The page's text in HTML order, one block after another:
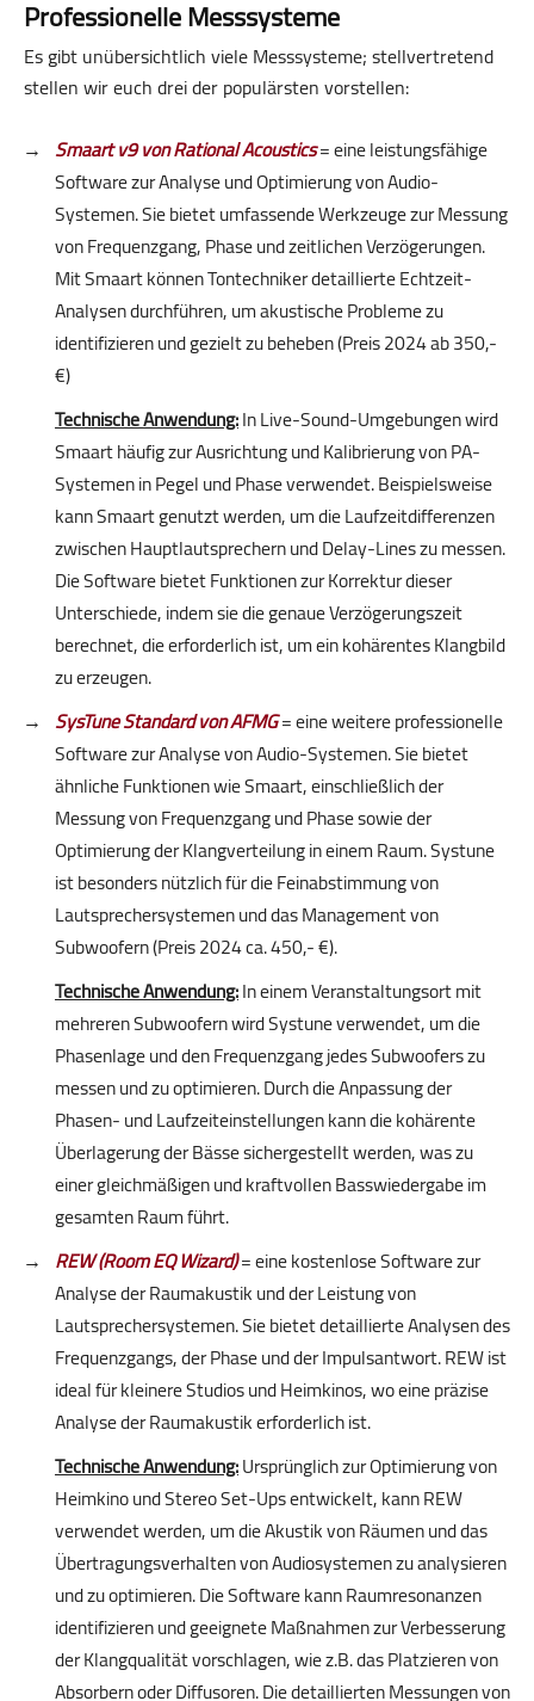
Professionelle Messsysteme
Es gibt unübersichtlich viele Messsysteme; stellvertretend
stellen wir euch drei der populärsten vorstellen:
Smaart v9 von Rational Acoustics= eine leistungsfähige
Software zur Analyse und Optimierung von Audio-
Systemen. Sie bietet umfassende Werkzeuge zur Messung
von Frequenzgang, Phase und zeitlichen Verzögerungen.
Mit Smaart können Tontechniker detaillierte Echtzeit-
Analysen durchführen, um akustische Probleme zu
identifizieren und gezielt zu beheben (Preis 2024 ab 350,-
€)
Technische Anwendung:In Live-Sound-Umgebungen wird
Smaart häufig zur Ausrichtung und Kalibrierung von PA-
Systemen in Pegel und Phase verwendet. Beispielsweise
kann Smaart genutzt werden, um die Laufzeitdifferenzen
zwischen Hauptlautsprechern und Delay-Lines zu messen.
Die Software bietet Funktionen zur Korrektur dieser
Unterschiede, indem sie die genaue Verzögerungszeit
berechnet, die erforderlich ist, um ein kohärentes Klangbild
zu erzeugen.
SysTune Standard von AFMG= eine weitere professionelle
Software zur Analyse von Audio-Systemen. Sie bietet
ähnliche Funktionen wie Smaart, einschließlich der
Messung von Frequenzgang und Phase sowie der
Optimierung der Klangverteilung in einem Raum. Systune
ist besonders nützlich für die Feinabstimmung von
Lautsprechersystemen und das Management von
Subwoofern (Preis 2024 ca. 450,- €).
Technische Anwendung:In einem Veranstaltungsort mit
mehreren Subwoofern wird Systune verwendet, um die
Phasenlage und den Frequenzgang jedes Subwoofers zu
messen und zu optimieren. Durch die Anpassung der
Phasen- und Laufzeiteinstellungen kann die kohärente
Überlagerung der Bässe sichergestellt werden, was zu
einer gleichmäßigen und kraftvollen Basswiedergabe im
gesamten Raum führt.
REW (Room EQ Wizard)= eine kostenlose Software zur
Analyse der Raumakustik und der Leistung von
Lautsprechersystemen. Sie bietet detaillierte Analysen des
Frequenzgangs, der Phase und der Impulsantwort. REW ist
ideal für kleinere Studios und Heimkinos, wo eine präzise
Analyse der Raumakustik erforderlich ist.
Technische Anwendung:Ursprünglich zur Optimierung von
Heimkino und Stereo Set-Ups entwickelt, kann REW
verwendet werden, um die Akustik von Räumen und das
Übertragungsverhalten von Audiosystemen zu analysieren
und zu optimieren. Die Software kann Raumresonanzen
identifizieren und geeignete Maßnahmen zur Verbesserung
der Klangqualität vorschlagen, wie z.B. das Platzieren von
Absorbern oder Diffusoren. Die detaillierten Messungen von